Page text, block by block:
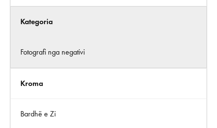
Kategoria
Fotografi nga negativi
Kroma
Bardhë e Zi